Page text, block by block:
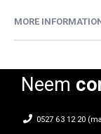
MORE
Neem
0527 63 12 20